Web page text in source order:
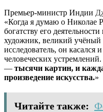
Премьер-министр Индии
«Когда я думаю о Николае
богатству его
художник, великий учёный
исследователь, он касался
человеческих
— тысячи картин, и
произведение искусства.»
Читайте также: